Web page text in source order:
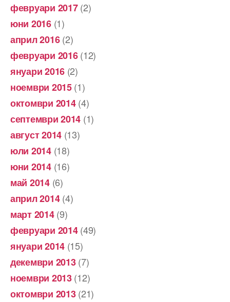
февруари 2017(2)
юни 2016(1)
април 2016(2)
февруари 2016(12)
януари 2016 (2)
ноември 2015(1)
октомври 2014(4)
септември 2014 (1)
август 2014 (13)
юли 2014(18)
юни 2014(16)
май 2014(6)
април 2014(4)
март 2014(9)
февруари 2014(49)
януари 2014 (15)
декември 2013(7)
ноември 2013(12)
октомври 2013(21)